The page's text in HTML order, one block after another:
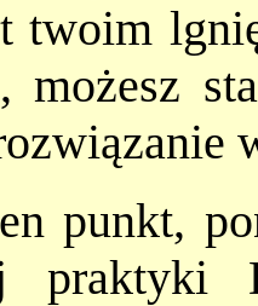
twoim
możesz
punkt,
praktyki